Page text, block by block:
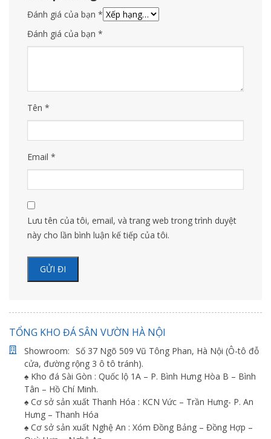
Đánh giá của bạn *
Đánh giá của bạn *
Tên *
Email *
Lưu tên của tôi, email, và trang web trong trình duyệt
này cho lần bình luận kế tiếp của tôi.
TỔNG KHO ĐÁ SÂN VƯỜN HÀ NỘI
Showroom: Số 37 Ngõ 509 Vũ Tông Phan, Hà Nội (Ô-tô đỗ
cửa, đường rộng 3 ô tô tránh).
♠ Kho đá Sài Gòn : Quốc lộ 1A – P. Bình Hưng Hòa B – Bình
Tân – Hồ Chí Minh.
♠ Cơ sở sản xuất Thanh Hóa : KCN Vức – Trần Hưng- P. An
Hưng – Thanh Hóa
♠ Cơ sở sản xuất Nghệ An : Xóm Đồng Bảng – Đồng Hợp –